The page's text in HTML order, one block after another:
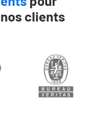
clients